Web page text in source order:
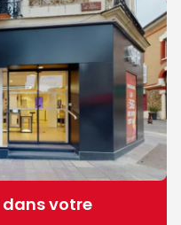
dans votre